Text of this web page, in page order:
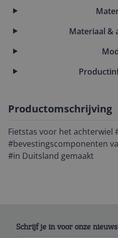
Materiaal &
Productomschrijving
Fietstas voor het achterwiel
#bevestingscomponenten
#in Duitsland gemaakt
Schrijf je in voor onze